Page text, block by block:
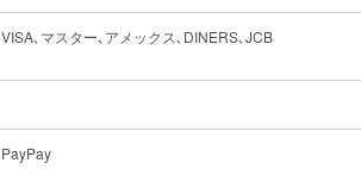
､マスター､アメックス､DINERS､JCB